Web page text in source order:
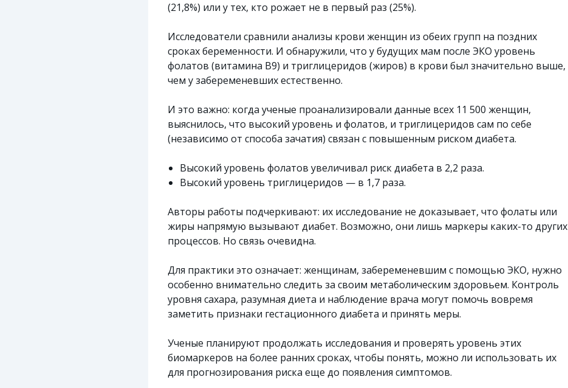
(21,8%) или у тех, кто рожает не в первый раз (25%).
Исследователи сравнили анализы крови женщин из обеих групп на поздних
сроках беременности. И обнаружили, что у будущих мам после ЭКО уровень
фолатов (витамина B9) и триглицеридов (жиров) в крови был значительно выше,
чем у забеременевших естественно.
И это важно: когда ученые проанализировали данные всех 11 500 женщин,
выяснилось, что высокий уровень и фолатов, и триглицеридов сам по себе
(независимо от способа зачатия) связан с повышенным риском диабета.
Высокий уровень фолатов увеличивал риск диабета в 2,2 раза.
Высокий уровень триглицеридов — в 1,7 раза.
Авторы работы подчеркивают: их исследование не доказывает, что фолаты или
жиры напрямую вызывают диабет. Возможно, они лишь маркеры каких-то других
процессов. Но связь очевидна.
Для практики это означает: женщинам, забеременевшим с помощью ЭКО, нужно
особенно внимательно следить за своим метаболическим здоровьем. Контроль
уровня сахара, разумная диета и наблюдение врача могут помочь вовремя
заметить признаки гестационного диабета и принять меры.
Ученые планируют продолжать исследования и проверять уровень этих
биомаркеров на более ранних сроках, чтобы понять, можно ли использовать их
для прогнозирования риска еще до появления симптомов.